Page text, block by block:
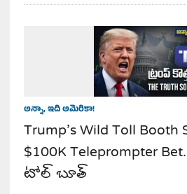
అన్నా, ఇది అమెరికా!
Trump’s Wild Toll Booth
$100K Teleprompter
టోల్ బూత్